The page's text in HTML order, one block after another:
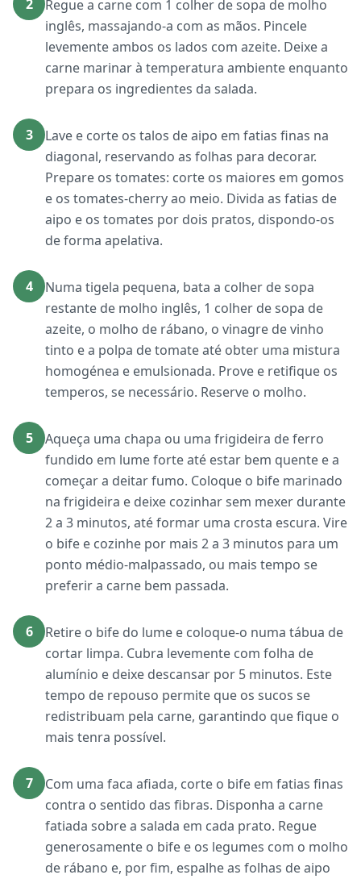
2
Regue a carne com 1 colher de sopa de molho
inglês, massajando-a com as mãos. Pincele
levemente ambos os lados com azeite. Deixe a
carne marinar à temperatura ambiente enquanto
prepara os ingredientes da salada.
3
Lave e corte os talos de aipo em fatias finas na
diagonal, reservando as folhas para decorar.
Prepare os tomates: corte os maiores em gomos
e os tomates-cherry ao meio. Divida as fatias de
aipo e os tomates por dois pratos, dispondo-os
de forma apelativa.
4
Numa tigela pequena, bata a colher de sopa
restante de molho inglês, 1 colher de sopa de
azeite, o molho de rábano, o vinagre de vinho
tinto e a polpa de tomate até obter uma mistura
homogénea e emulsionada. Prove e retifique os
temperos, se necessário. Reserve o molho.
5
Aqueça uma chapa ou uma frigideira de ferro
fundido em lume forte até estar bem quente e a
começar a deitar fumo. Coloque o bife marinado
na frigideira e deixe cozinhar sem mexer durante
2 a 3 minutos, até formar uma crosta escura. Vire
o bife e cozinhe por mais 2 a 3 minutos para um
ponto médio-malpassado, ou mais tempo se
preferir a carne bem passada.
6
Retire o bife do lume e coloque-o numa tábua de
cortar limpa. Cubra levemente com folha de
alumínio e deixe descansar por 5 minutos. Este
tempo de repouso permite que os sucos se
redistribuam pela carne, garantindo que fique o
mais tenra possível.
7
Com uma faca afiada, corte o bife em fatias finas
contra o sentido das fibras. Disponha a carne
fatiada sobre a salada em cada prato. Regue
generosamente o bife e os legumes com o molho
de rábano e, por fim, espalhe as folhas de aipo